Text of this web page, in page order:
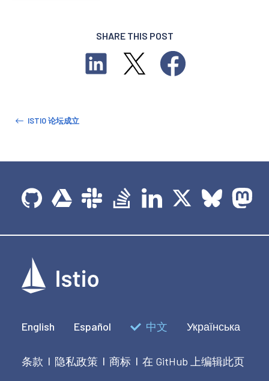
SHARE THIS POST
ISTIO 论坛成立
English Español 中文 Українська
条款 | 隐私政策 | 商标 | 在 GitHub 上编辑此页